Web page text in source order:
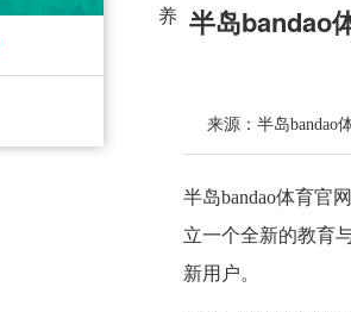
养 半岛bandao
来源：半岛bandao
半岛bandao体育官
立一个全新的教育
新用户。